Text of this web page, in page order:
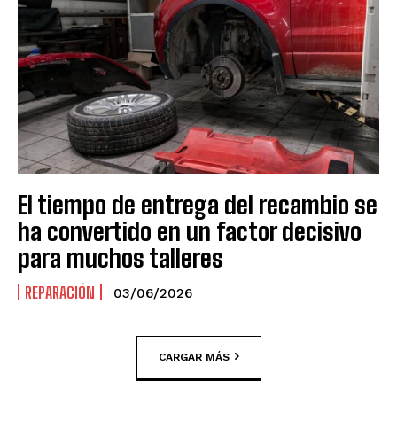
El tiempo de entrega del recambio se
ha convertido en un factor decisivo
para muchos talleres
REPARACIÓN 03/06/2026
CARGAR MÁS